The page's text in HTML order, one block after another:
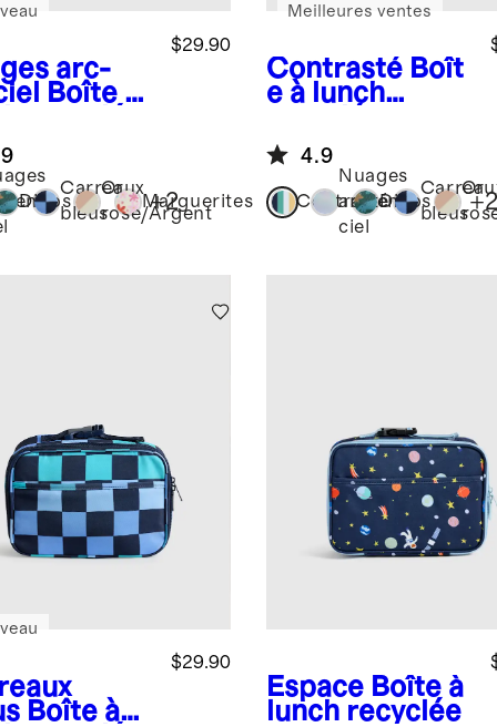
arc-
Boîte à
$29.90
en-
Dinos
Carreaux
bleus
Or
rose/Argent
Marguerites
+2
Contrasté Boît
e à lunch
Meilleures ventes
4.9
Contrasté
Nuages
arc-en-
ciel
Dinos
bleus
Or
+
Boîte à
$29.90
Espace Boîte à
lunch recyclée